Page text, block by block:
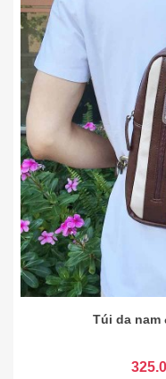
Túi da